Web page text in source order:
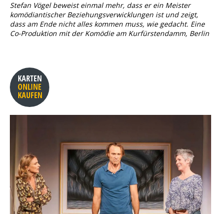
Stefan Vögel beweist einmal mehr, dass er ein Meister
komödiantischer Beziehungsverwicklungen ist und zeigt,
dass am Ende nicht alles kommen muss, wie gedacht. Eine
Co-Produktion mit der Komödie am Kurfürstendamm, Berlin
KARTEN
ONLINE
KAUFEN